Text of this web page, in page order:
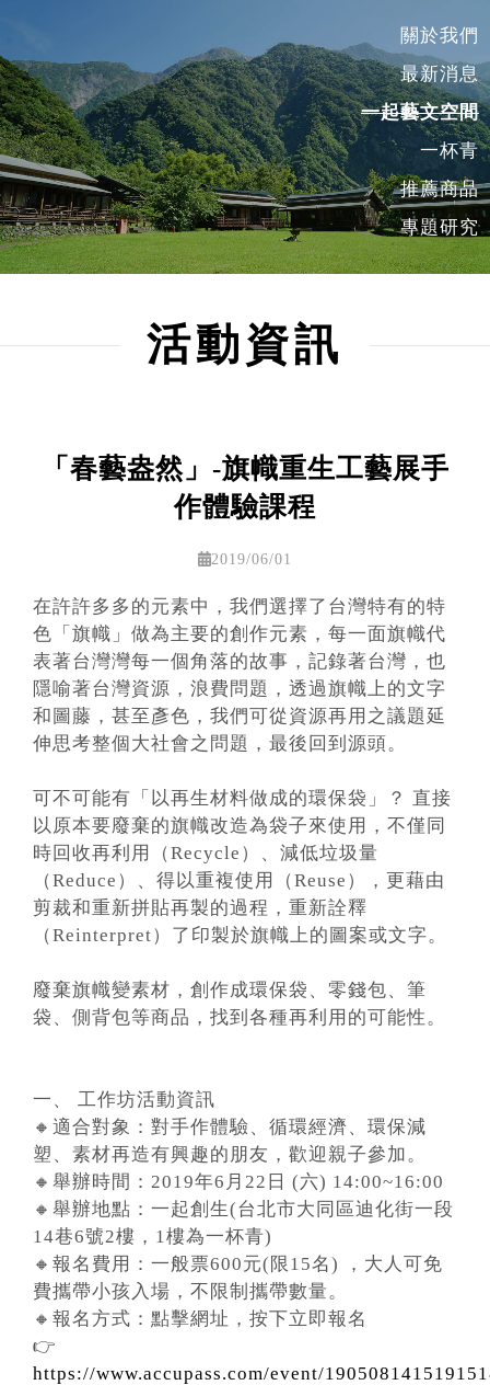
關於我們
最新消息
一起藝文空間
一杯青
推薦商品
專題研究
活動資訊
「春藝盎然」-旗幟重生工藝展手
作體驗課程
2019/06/01
在許許多多的元素中，我們選擇了台灣特有的特
色「旗幟」做為主要的創作元素，每一面旗幟代
表著台灣灣每一個角落的故事，記錄著台灣，也
隱喻著台灣資源，浪費問題，透過旗幟上的文字
和圖藤，甚至彥色，我們可從資源再用之議題延
伸思考整個大社會之問題，最後回到源頭。
可不可能有「以再生材料做成的環保袋」？ 直接
以原本要廢棄的旗幟改造為袋子來使用，不僅同
時回收再利用（Recycle）、減低垃圾量
（Reduce）、得以重複使用（Reuse），更藉由
剪裁和重新拼貼再製的過程，重新詮釋
（Reinterpret）了印製於旗幟上的圖案或文字。
廢棄旗幟變素材，創作成環保袋、零錢包、筆
袋、側背包等商品，找到各種再利用的可能性。
一、 工作坊活動資訊
🔸適合對象：對手作體驗、循環經濟、環保減
塑、素材再造有興趣的朋友，歡迎親子參加。
🔸舉辦時間：2019年6月22日 (六) 14:00~16:00
🔸舉辦地點：一起創生(台北市大同區迪化街一段
14巷6號2樓，1樓為一杯青)
🔸報名費用：一般票600元(限15名) ，大人可免
費攜帶小孩入場，不限制攜帶數量。
🔸報名方式：點擊網址，按下立即報名
👉
https://www.accupass.com/event/